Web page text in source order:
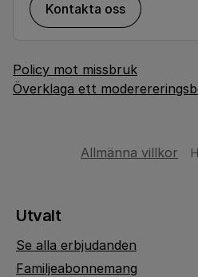
Kontakta oss
Policy mot missbruk
Överklaga ett
Allmänna villkor
Utvalt
Se alla erbjudanden
Familjeabonnemang